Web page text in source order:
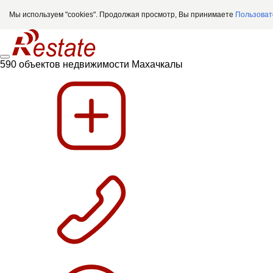
Мы используем "cookies". Продолжая просмотр, Вы принимаете
590 объектов недвижимости Махачкалы